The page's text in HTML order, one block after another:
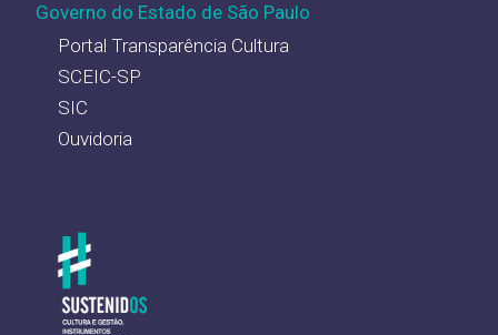
Governo do Estado de São Paulo
Portal Transparência Cultura
SCEIC-SP
SIC
Ouvidoria